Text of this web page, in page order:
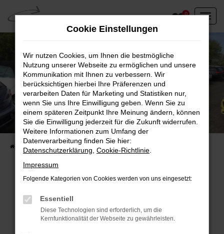
Zum
Hauptinhalt
springen
0
Unser Fahrzeugbestand vor Ort
Entdecken Sie unsere sofort verfügbaren
Fahrzeugangebote
Fehler: Network Error
Beim Laden ist ein Fehler aufgetreten.
Hier sind ein paar Tipps, die dir helfen können:
Cookie Einstellungen
Wir nutzen Cookies, um Ihnen die bestmögliche
Nutzung unserer Webseite zu ermöglichen und unsere
Kommunikation mit Ihnen zu verbessern. Wir
berücksichtigen hierbei Ihre Präferenzen und
verarbeiten Daten für Marketing und Statistiken nur,
wenn Sie uns Ihre Einwilligung geben. Wenn Sie zu
einem späteren Zeitpunkt Ihre Meinung ändern, können
Sie die Einwilligung jederzeit für die Zukunft widerrufen.
Weitere Informationen zum Umfang der
Datenverarbeitung finden Sie hier:
Datenschutzerklärung Cookie-Richtlinie
Impressum
Folgende Kategorien von Cookies werden von uns eingesetzt:
Essentiell
Diese Technologien sind erforderlich, um die
Kernfunktionalität der Webseite zu gewährleisten.